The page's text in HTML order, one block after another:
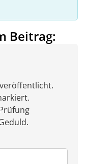
Beitrag: